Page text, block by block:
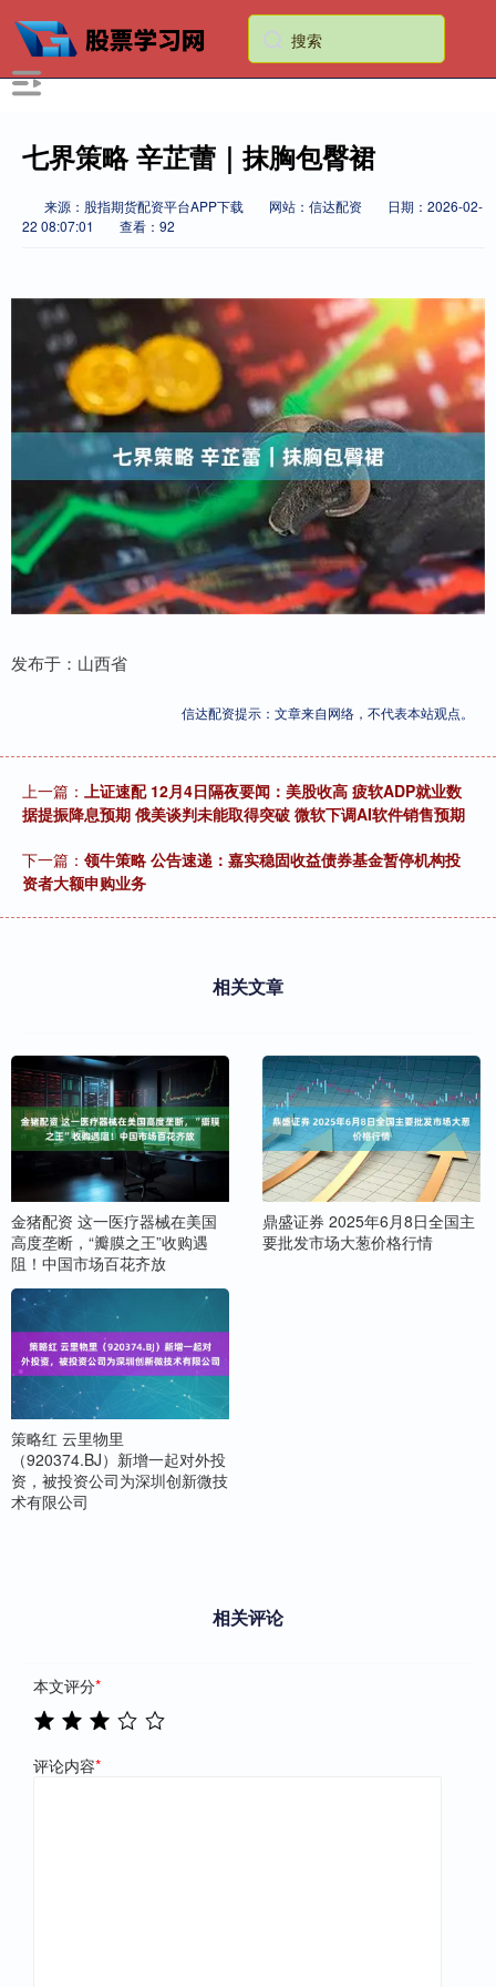
七界策略 辛芷蕾｜抹胸包臀裙
来源：股指期货配资平台APP下载 网站：信达配资
日期：2026-02-
22 08:07:01
查看：92
发布于：山西省
信达配资提示：文章来自网络，不代表本站观点。
上一篇： 上证速配 12月4日隔夜要闻：美股收高 疲软ADP就业数
据提振降息预期 俄美谈判未能取得突破 微软下调AI软件销售预期
下一篇： 领牛策略 公告速递：嘉实稳固收益债券基金暂停机构投
资者大额申购业务
相关文章
金猪配资 这一医疗器械在美国
高度垄断，“瓣膜之王”收购遇
阻！中国市场百花齐放
鼎盛证券 2025年6月8日全国主
要批发市场大葱价格行情
策略红 云里物里
（920374.BJ）新增一起对外投
资，被投资公司为深圳创新微技
术有限公司
相关评论
本文评分*
评论内容*